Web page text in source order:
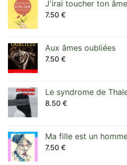
J'irai toucher ton âme
7.50 €
Aux âmes oubliées
7.50 €
Le syndrome de
8.50 €
Ma fille est un
7.50 €